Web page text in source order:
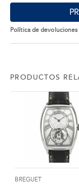
Política de devoluciones
PRODUCTOS
BREGUET